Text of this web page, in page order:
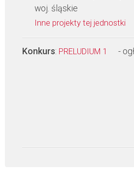
woj. śląskie
Inne projekty tej jednostki
Konkurs: PRELUDIUM 1 -